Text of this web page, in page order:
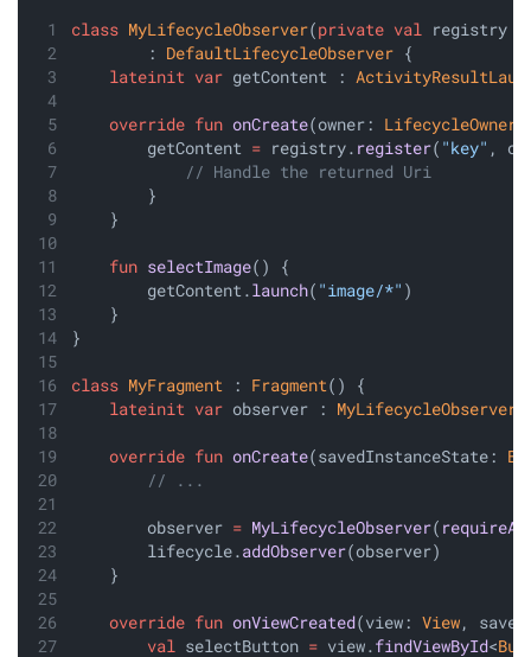
class MyLifecycleObserver(private val registry
        :
DefaultLifecycleObserver {
lateinit var getContent :
override fun onCreate(owner: LifecycleOwner
        getContent
= registry. register( "key" ,
// Handle the returned Uri
        }
    }
fun selectImage() {
        getContent.
launch( "image/*" )
    }
}
class MyFragment : Fragment() {
lateinit var observer : MyLifecycleObserver
override fun onCreate(savedInstanceState:
// ...
        observer
= MyLifecycleObserver(
        lifecycle.
addObserver(observer)
    }
override fun onViewCreated(view: View,
val selectButton = view.findViewById<